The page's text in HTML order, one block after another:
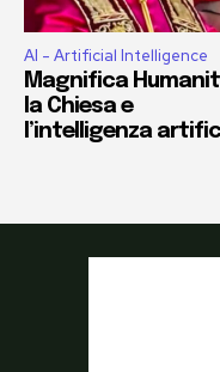
AI - Artificial Intelligence
Magnifica
la Chiesa e
l’intelligenza